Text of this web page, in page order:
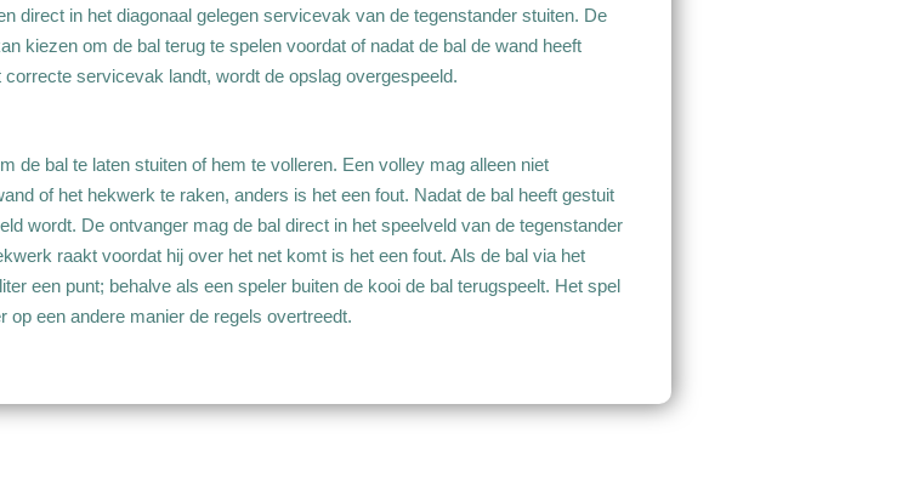
direct in het diagonaal gelegen servicevak van de tegenstander stuiten. De
kiezen om de bal terug te spelen voordat of nadat de bal de wand heeft
servicevak landt, wordt de opslag overgespeeld.
de bal te laten stuiten of hem te volleren. Een volley mag alleen niet
of het hekwerk te raken, anders is het een fout. Nadat de bal heeft gestuit
wordt. De ontvanger mag de bal direct in het speelveld van de tegenstander
raakt voordat hij over het net komt is het een fout. Als de bal via het
een punt; behalve als een speler buiten de kooi de bal terugspeelt. Het spel
een andere manier de regels overtreedt.